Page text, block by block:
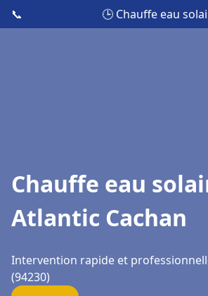
📞 🕒 Chauffe eau
Chauffe eau
Atlantic Cachan
Intervention rapide et
(94230)